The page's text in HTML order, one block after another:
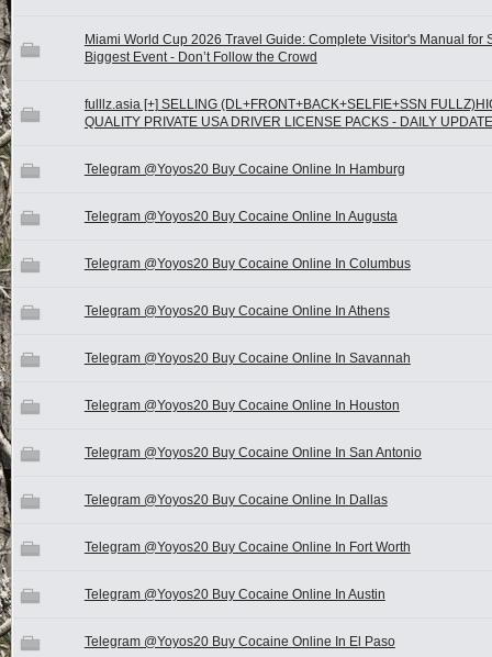
Miami World Cup 2026 Travel Guide: Complete Visitor's Manual for
Biggest Event - Don’t Follow the Crowd
fulllz.asia [+] SELLING (DL+FRONT+BACK+SELFIE+SSN
QUALITY PRIVATE USA DRIVER LICENSE PACKS - DAILY
Telegram @Yoyos20 Buy Cocaine Online In Hamburg
Telegram @Yoyos20 Buy Cocaine Online In Augusta
Telegram @Yoyos20 Buy Cocaine Online In Columbus
Telegram @Yoyos20 Buy Cocaine Online In Athens
Telegram @Yoyos20 Buy Cocaine Online In Savannah
Telegram @Yoyos20 Buy Cocaine Online In Houston
Telegram @Yoyos20 Buy Cocaine Online In San Antonio
Telegram @Yoyos20 Buy Cocaine Online In Dallas
Telegram @Yoyos20 Buy Cocaine Online In Fort Worth
Telegram @Yoyos20 Buy Cocaine Online In Austin
Telegram @Yoyos20 Buy Cocaine Online In El Paso